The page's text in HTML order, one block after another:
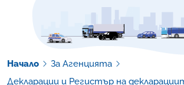
Начало
За Агенцията
Декларации и Регистър на